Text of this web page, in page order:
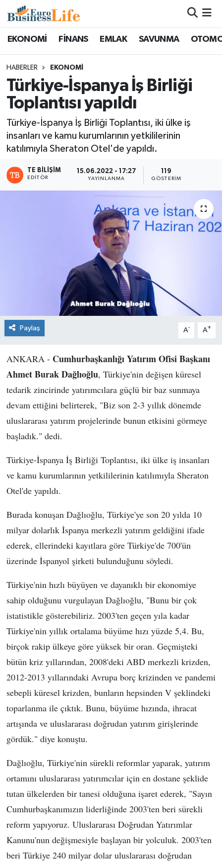
EKONOMİ FİNANS EMLAK SAVUNMA
HABERLER EKONOMİ
Türkiye-İspanya İş Birliği
Toplantısı yapıldı
Türkiye-İspanya İş Birliği Toplantısı, iki ülke iş
insanları ve kamu kurumlarının yetkililerinin
katılımıyla Sheraton Otel'de yapıldı.
TE BILIŞIM
EDITÖR
15.06.2022 - 17:27
YAYINLANMA
119
GÖSTERIM
Paylaş A- A+
ANKARA - Cumhurbaşkanlığı Yatırım Ofisi Başkanı
Ahmet Burak Dağlıoğlu, Türkiye'nin değişen küresel
tedarik zincirinde yatırımcılara güçlü bir baz sunmaya
devam ettiğini belirterek, "Biz son 2-3 yıllık dönemde
uluslararası yatırım projelerinde bunun etkisini görmeye
başladık." dedi.
Türkiye-İspanya İş Birliği Toplantısı, iki ülke iş insanları
ve kamu kurumlarının yetkililerinin katılımıyla Sheraton
Otel'de yapıldı.
Burada konuşan Dağlıoğlu, Türkiye'ye son 20 yılda 10
milyar dolarlık İspanya merkezli yatırım geldiğini ifade
ederek, ellerindeki kayıtlara göre Türkiye'de 700'ün
üzerinde İspanyol şirketi bulunduğunu söyledi.
Türkiye'nin hızlı büyüyen ve dayanıklı bir ekonomiye
sahip olduğunu vurgulayan Dağlıoğlu, "Bunu bir çok
istatistikle gösterebiliriz. 2003'ten geçen yıla kadar
Türkiye'nin yıllık ortalama büyüme hızı yüzde 5,4. Bu,
birçok rakip ülkeye göre yüksek bir oran. Geçmişteki
bütün kriz yıllarından, 2008'deki ABD merkezli krizden,
2012-2013 yıllarındaki Avrupa borç krizinden ve pandemi
sebepli küresel krizden, bunların hepsinden V şeklindeki
toparlanma ile çıktık. Bunu, büyüme hızında, ihracat
artışında ve uluslararası doğrudan yatırım girişlerinde
gördük." diye konuştu.
Dağlıoğlu, Türkiye'nin sürekli reformlar yaparak, yatırım
ortamını uluslararası yatırımcılar için en dostane şeklide
tutan ülkelerden bir tanesi olduğuna işaret ederek, "Sayın
Cumhurbaşkanımızın liderliğinde 2003'ten beri sürekli
reform yapıyoruz. Uluslararası Doğrudan Yatırımlar
Kanunu'nun değişmesiyle başlayan bir yolculuk. 2003'ten
beri Türkiye 240 milyar dolar uluslararası doğrudan
Nöbetçi Eczaneler
Hava Durumu
Namaz Vakitleri
Trafik Durumu
Süper Lig Puan Durumu ve Fikstür
Tüm Manşetler
Son Dakika Haberleri